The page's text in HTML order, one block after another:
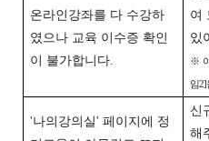
온라인강좌를 다 수강하
였으나 교육 이수증 확인
이 불가합니다.
여
있
※
임2]
'나의강의실' 페이지에 정
신
해